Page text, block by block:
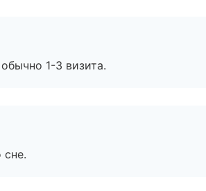
1-3 визита.
сне.